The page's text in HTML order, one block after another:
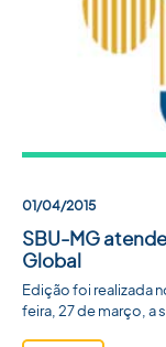
SBU NO CONSULTÓRIO
01/04/2015
SBU-MG
Global
Edição foi realizada
feira, 27 de março, a